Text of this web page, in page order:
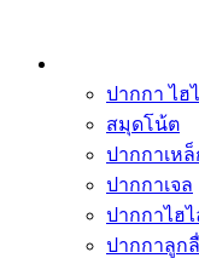
ปากกา ไฮ
สมุดโน้ต
ปากกาเหล็
ปากกาเจล
ปากกาไฮ
ปากกาลูก